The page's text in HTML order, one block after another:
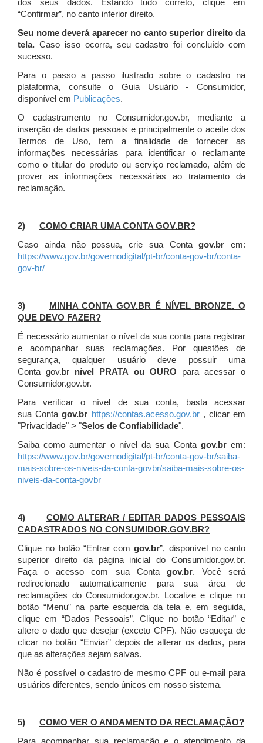
dos seus dados. Estando tudo correto, clique em
“Confirmar”, no canto inferior direito.
Seu nome deverá aparecer no canto superior direito da
tela. Caso isso ocorra, seu cadastro foi concluído com
sucesso.
Para o passo a passo ilustrado sobre o cadastro na
plataforma, consulte o Guia Usuário - Consumidor,
disponível em Publicações.
O cadastramento no Consumidor.gov.br, mediante a
inserção de dados pessoais e principalmente o aceite dos
Termos de Uso, tem a finalidade de fornecer as
informações necessárias para identificar o reclamante
como o titular do produto ou serviço reclamado, além de
prover as informações necessárias ao tratamento da
reclamação.
2) COMO CRIAR UMA CONTA GOV.BR?
Caso ainda não possua, crie sua Contagov.br em:
https://www.gov.br/governodigital/pt-br/conta-gov-br/conta-
gov-br/
3)
MINHA CONTA GOV.BR É NÍVEL BRONZE. O
QUE DEVO FAZER?
É necessário aumentar o nível da sua conta para registrar
e acompanhar suas reclamações. Por questões de
segurança, qualquer usuário deve possuir uma
Conta gov.br nível PRATA ou OURO para acessar o
Consumidor.gov.br.
Para verificar o nível de sua conta, basta acessar
sua Contagov.br https://contas.acesso.gov.br, clicar em
"Privacidade" > "Selos de Confiabilidade".
Saiba como aumentar o nível da sua Conta gov.brem:
https://www.gov.br/governodigital/pt-br/conta-gov-br/saiba-
mais-sobre-os-niveis-da-conta-govbr/saiba-mais-sobre-os-
niveis-da-conta-govbr
4) COMO ALTERAR / EDITAR DADOS PESSOAIS
CADASTRADOS NO CONSUMIDOR.GOV.BR?
Clique no botão “Entrar comgov.br”, disponível no canto
superior direito da página inicial do Consumidor.gov.br.
Faça o acesso com sua Conta gov.br. Você será
redirecionado automaticamente para sua área de
reclamações do Consumidor.gov.br.
Localize e clique no
botão “Menu” na parte esquerda da tela e, em seguida,
clique em “Dados Pessoais”. Clique no botão “Editar” e
altere o dado que desejar (exceto CPF). Não esqueça de
clicar no botão “Enviar” depois de alterar os dados, para
que as alterações sejam salvas.
Não é possível o cadastro de mesmo CPF ou e-mail para
usuários diferentes, sendo únicos em nosso sistema.
5) COMO VER O ANDAMENTO DA RECLAMAÇÃO?